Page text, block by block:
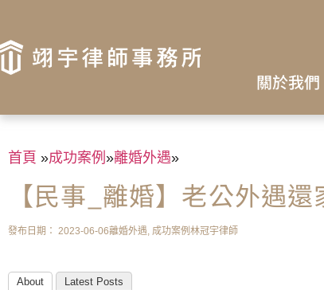
關於我們
首頁 »成功案例 »離婚外遇»
【民事_離婚】老公外遇
發布日期： 2023-06-06離婚外遇, 成功案例 林冠宇律師
About Latest Posts